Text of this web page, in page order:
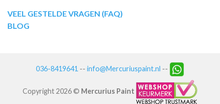
VEEL GESTELDE VRAGEN (FAQ)
BLOG
036-8419641 -- info@Mercuriuspaint.nl --
Copyright 2026 © Mercurius Paint